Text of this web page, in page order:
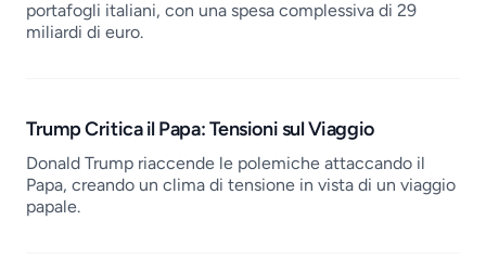
portafogli italiani, con una spesa complessiva di 29
miliardi di euro.
Trump Critica il Papa: Tensioni sul Viaggio
Donald Trump riaccende le polemiche attaccando il
Papa, creando un clima di tensione in vista di un viaggio
papale.